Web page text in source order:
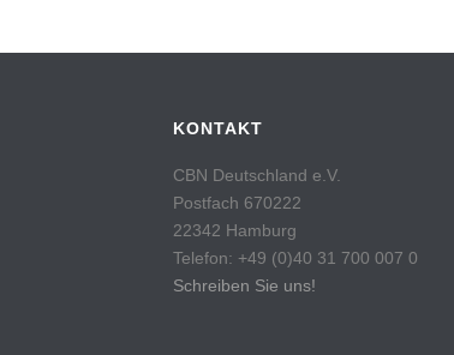
KONTAKT
CBN Deutschland e.V.
Postfach 670222
22342 Hamburg
Telefon: +49 (0)40 31 700 007 0
Schreiben Sie uns!